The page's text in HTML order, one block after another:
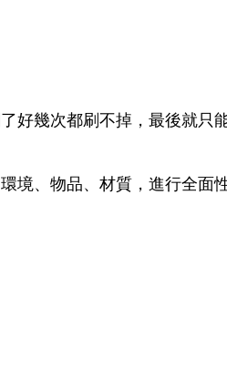
好幾次都刷不掉，最後就只能
境、物品、材質，進行全面